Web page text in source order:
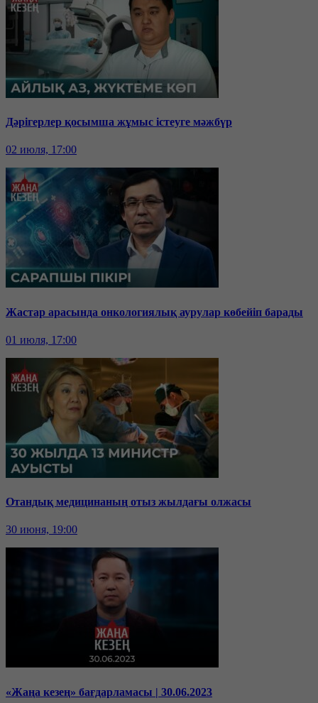
Дәрігерлер қосымша жұмыс істеуге мәжбүр
02 июля, 17:00
Жастар арасында онкологиялық аурулар көбейіп барады
01 июля, 17:00
Отандық медицинаның отыз жылдағы олжасы
30 июня, 19:00
«Жаңа кезең» бағдарламасы | 30.06.2023